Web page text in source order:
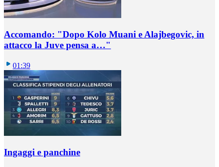
Accomando: "Dopo Kolo Muani e Alajbegovic, in
attacco la Juve pensa a…"
01:39
Ingaggi e panchine